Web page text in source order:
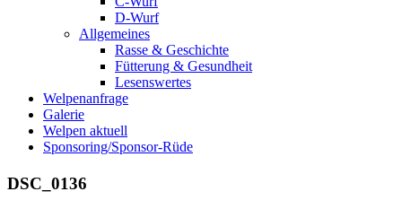
D-Wurf
Allgemeines
Rasse & Geschichte
Fütterung & Gesundheit
Lesenswertes
Welpenanfrage
Galerie
Welpen aktuell
Sponsoring/Sponsor-Rüde
DSC_0136